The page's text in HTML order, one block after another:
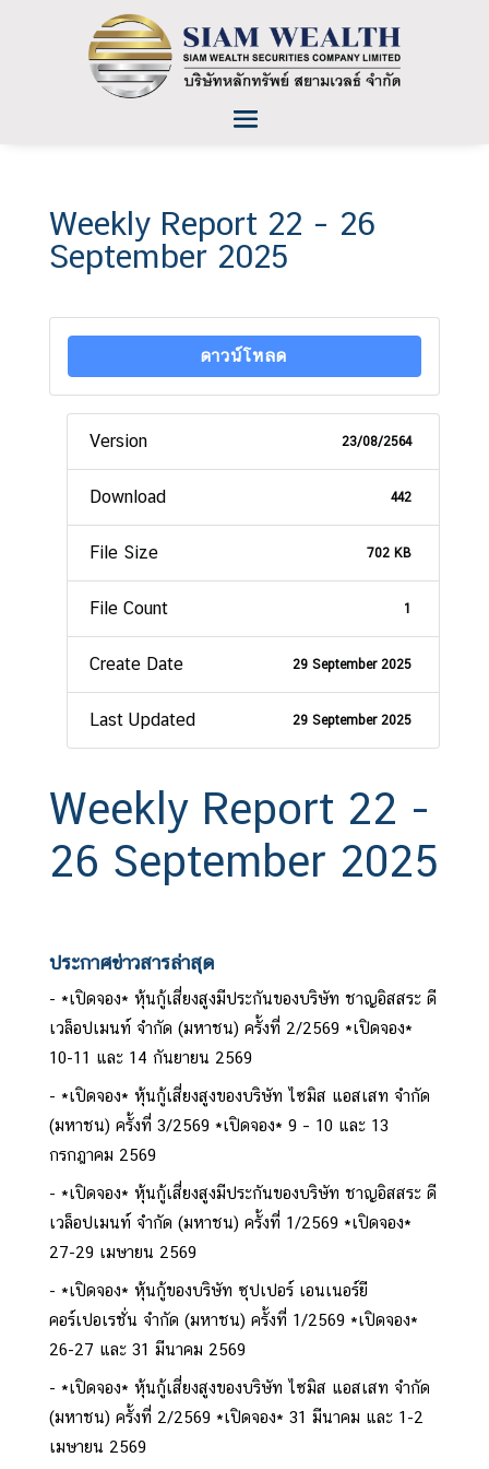
Weekly Report 22 – 26
September 2025
ดาวน์โหลด
Version 23/08/2564
Download 442
File Size 702 KB
File Count 1
Create Date 29 September 2025
Last Updated 29 September 2025
Weekly Report 22 -
26 September 2025
ประกาศข่าวสารล่าสุด
*เปิดจอง* หุ้นกู้เสี่ยงสูงมีประกันของบริษัท ชาญอิสสระ ดี
เวล็อปเมนท์ จำกัด (มหาชน) ครั้งที่ 2/2569 *เปิดจอง*
10-11 และ 14 กันยายน 2569
*เปิดจอง* หุ้นกู้เสี่ยงสูงของบริษัท ไซมิส แอสเสท จำกัด
(มหาชน) ครั้งที่ 3/2569 *เปิดจอง* 9 – 10 และ 13
กรกฎาคม 2569
*เปิดจอง* หุ้นกู้เสี่ยงสูงมีประกันของบริษัท ชาญอิสสระ ดี
เวล็อปเมนท์ จำกัด (มหาชน) ครั้งที่ 1/2569 *เปิดจอง*
27-29 เมษายน 2569
*เปิดจอง* หุ้นกู้ของบริษัท ซุปเปอร์ เอนเนอร์ยี
คอร์เปอเรชั่น จำกัด (มหาชน) ครั้งที่ 1/2569 *เปิดจอง*
26-27 และ 31 มีนาคม 2569
*เปิดจอง* หุ้นกู้เสี่ยงสูงของบริษัท ไซมิส แอสเสท จำกัด
(มหาชน) ครั้งที่ 2/2569 *เปิดจอง* 31 มีนาคม และ 1-2
เมษายน 2569